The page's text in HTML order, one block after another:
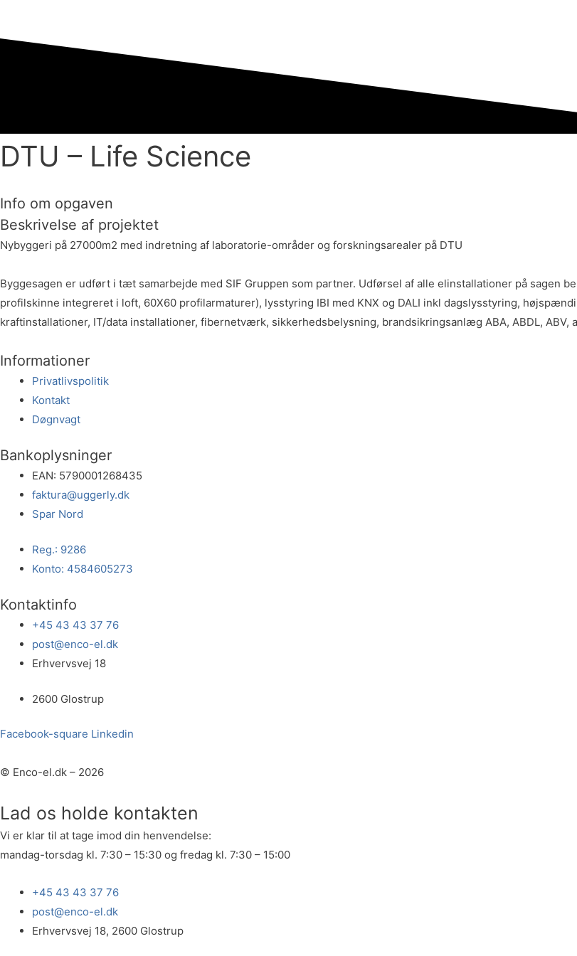
indholdet
DTU – Life Science
Info om opgaven
Beskrivelse af projektet
Nybyggeri på 27000m2 med indretning af laboratorie-områder og forskningsarealer på DTU
Byggesagen er udført i tæt samarbejde med SIF Gruppen som partner. Udførsel af alle elinstallationer på sagen
profilskinne integreret i loft, 60X60 profilarmaturer), lysstyring IBI med KNX og DALI inkl dagslysstyring,
kraftinstallationer, IT/data installationer, fibernetværk, sikkerhedsbelysning, brandsikringsanlæg ABA, ABDL, ABV,
Informationer
Privatlivspolitik
Kontakt
Døgnvagt
Bankoplysninger
EAN: 5790001268435
faktura@uggerly.dk
Spar Nord
Reg.: 9286
Konto: 4584605273
Kontaktinfo
+45 43 43 37 76
post@enco-el.dk
Erhvervsvej 18
2600 Glostrup
Facebook-square Linkedin
© Enco-el.dk – 2026
Lad os holde kontakten
Vi er klar til at tage imod din henvendelse:
mandag-torsdag kl. 7:30 – 15:30 og fredag kl. 7:30 – 15:00
+45 43 43 37 76
post@enco-el.dk
Erhvervsvej 18, 2600 Glostrup